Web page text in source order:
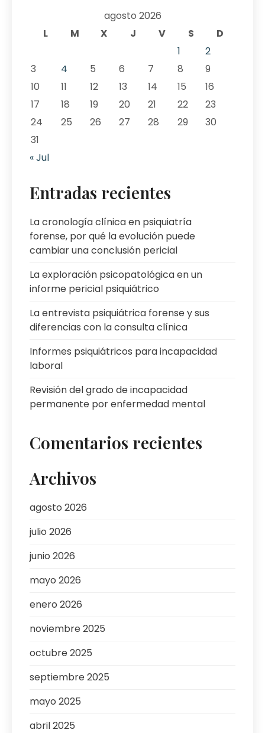
agosto 2026
L
M X J V S
D
1
2
3
4 5 6 7 8
9
10
11 12 13 14 15
16
17
18 19 20 21 22
23
24
25 26 27 28 29
30
31
« Jul
Entradas recientes
La cronología clínica en psiquiatría
forense, por qué la evolución puede
cambiar una conclusión pericial
La exploración psicopatológica en un
informe pericial psiquiátrico
La entrevista psiquiátrica forense y sus
diferencias con la consulta clínica
Informes psiquiátricos para incapacidad
laboral
Revisión del grado de incapacidad
permanente por enfermedad mental
Comentarios recientes
Archivos
agosto 2026
julio 2026
junio 2026
mayo 2026
enero 2026
noviembre 2025
octubre 2025
septiembre 2025
mayo 2025
abril 2025